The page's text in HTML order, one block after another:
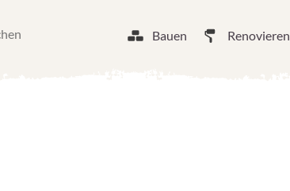
Bauen Renovieren